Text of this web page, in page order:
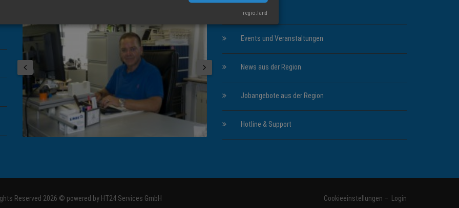
Branchen
Events und Veranstaltungen
News aus der Region
Jobangebote aus der Region
Hotline & Support
Reserved 2026 © powered by HT24 Services GmbH Cookieeinstellungen – Login
regio.land